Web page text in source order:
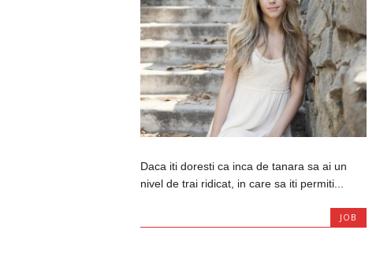
Daca iti doresti ca inca de tanara sa ai un
nivel de trai ridicat, in care sa iti permiti...
JOB